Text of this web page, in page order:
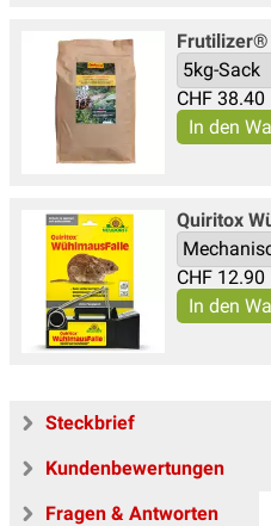
Frutilizer®
CHF 38.40
Quiritox
CHF 12.90
Steckbrief
Kundenbewertungen
Fragen & Antworten